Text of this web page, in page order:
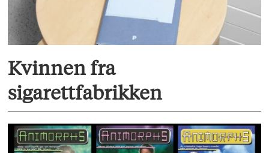
Kvinnen fra
sigarettfabrikken